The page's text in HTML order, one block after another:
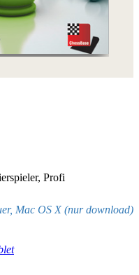
, Profi
Mac OS X (nur download)